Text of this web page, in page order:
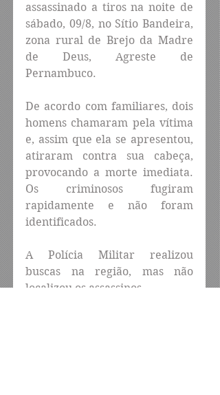
assassinado a tiros na noite de
sábado, 09/8, no Sítio Bandeira,
zona rural de Brejo da Madre
de Deus, Agreste de
Pernambuco.
De acordo com familiares, dois
homens chamaram pela vítima
e, assim que ela se apresentou,
atiraram contra sua cabeça,
provocando a morte imediata.
Os criminosos fugiram
rapidamente e não foram
identificados.
A Polícia Militar realizou
buscas na região, mas não
localizou os assassinos.